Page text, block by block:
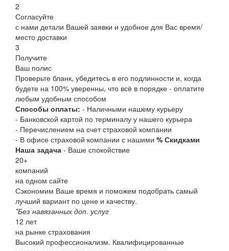
2
Согласуйте
с нами детали Вашей заявки и удобное для Вас время/
место доставки
3
Получите
Ваш полис
Проверьте бланк, убедитесь в его подлинности и, когда
будете на 100% уверенны, что всё в порядке - оплатите
любым удобным способом
Способы оплаты: - Наличными нашему курьеру
- Банковской картой по терминалу у нашего курьера
- Перечислением на счет страховой компании
- В офисе страховой компании с нашими % Скидками
Наша задача - Ваше спокойствие
20+
компаний
на одном сайте
Сэкономим Ваше время и поможем подобрать самый
лучший вариант по цене и качеству.
*Без навязанных доп. услуг
12 лет
на рынке страхования
Высокий профессионализм. Квалифицированные